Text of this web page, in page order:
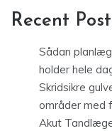
Recent
Sådan
holder hele
Skridsikre
områder med
Akut